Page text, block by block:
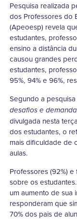
Pesquisa realizada
dos Professores do
(Apeoesp) revela
estudantes,
ensino a distância
causou grandes
estudantes,
95%, 94% e 96%,
Segundo a
desafios e
divulgada nesta
dos estudantes, o
mais dificuldade de
aulas.
Professores (92%) e
sobre os
um aumento de sua
responderam que
70% dos pais de